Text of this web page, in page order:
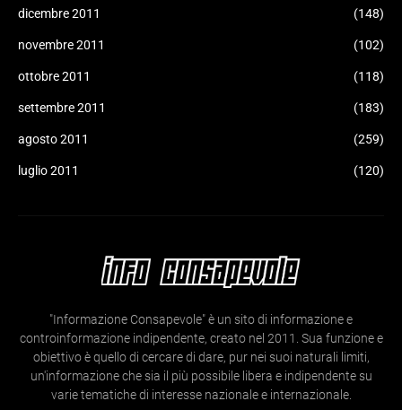
dicembre 2011 (148)
novembre 2011 (102)
ottobre 2011 (118)
settembre 2011 (183)
agosto 2011 (259)
luglio 2011 (120)
"Informazione Consapevole" è un sito di informazione e
controinformazione indipendente, creato nel 2011. Sua funzione e
obiettivo è quello di cercare di dare, pur nei suoi naturali limiti,
un'informazione che sia il più possibile libera e indipendente su
varie tematiche di interesse nazionale e internazionale.